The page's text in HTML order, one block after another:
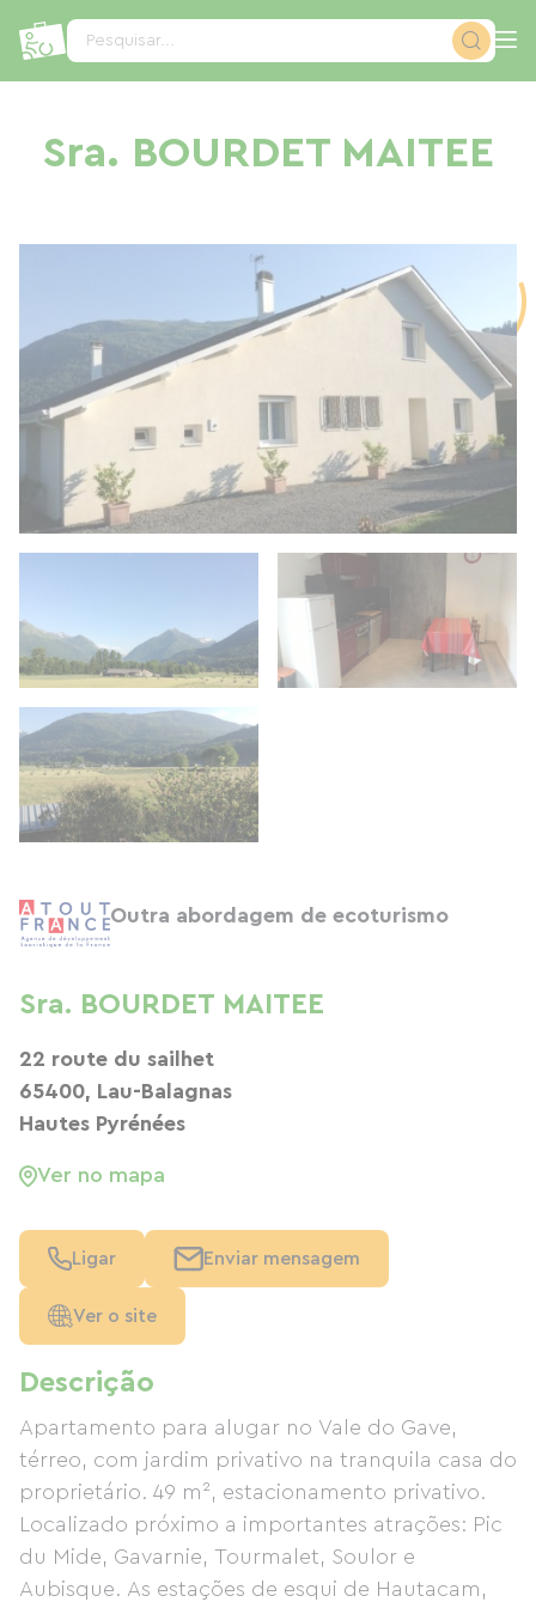
Pesquisar...
Sra. BOURDET MAITEE
Descrição
Apartamento para alugar no Vale do Gave,
térreo, com jardim privativo na tranquila casa do
proprietário. 49 m², estacionamento privativo.
Localizado próximo a importantes atrações: Pic
du Mide, Gavarnie, Tourmalet, Soulor e
Aubisque. As estações de esqui de Hautacam,
Outra abordagem de ecoturismo
Sra. BOURDET MAITEE
22 route du sailhet
65400, Lau-Balagnas
Hautes Pyrénées
Ver no mapa
Ligar Enviar mensagem
Ver o site
Painel de Gerenciamento de Cookies